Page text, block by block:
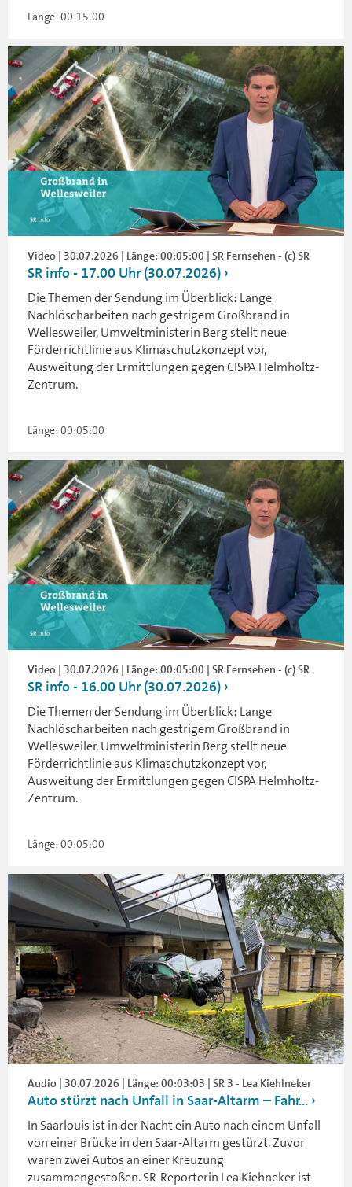
Länge: 00:15:00
Video | 30.07.2026 | Länge: 00:05:00 | SR Fernsehen - (c) SR
SR info - 17.00 Uhr (30.07.2026)
Die Themen der Sendung im Überblick: Lange
Nachlöscharbeiten nach gestrigem Großbrand in
Wellesweiler, Umweltministerin Berg stellt neue
Förderrichtlinie aus Klimaschutzkonzept vor,
Ausweitung der Ermittlungen gegen CISPA Helmholtz-
Zentrum.
Länge: 00:05:00
Video | 30.07.2026 | Länge: 00:05:00 | SR Fernsehen - (c) SR
SR info - 16.00 Uhr (30.07.2026)
Die Themen der Sendung im Überblick: Lange
Nachlöscharbeiten nach gestrigem Großbrand in
Wellesweiler, Umweltministerin Berg stellt neue
Förderrichtlinie aus Klimaschutzkonzept vor,
Ausweitung der Ermittlungen gegen CISPA Helmholtz-
Zentrum.
Länge: 00:05:00
Audio | 30.07.2026 | Länge: 00:03:03 | SR 3 - Lea Kiehlneker
Auto stürzt nach Unfall in Saar-Altarm – Fahr...
In Saarlouis ist in der Nacht ein Auto nach einem Unfall
von einer Brücke in den Saar-Altarm gestürzt. Zuvor
waren zwei Autos an einer Kreuzung
zusammengestoßen. SR-Reporterin Lea Kiehneker ist